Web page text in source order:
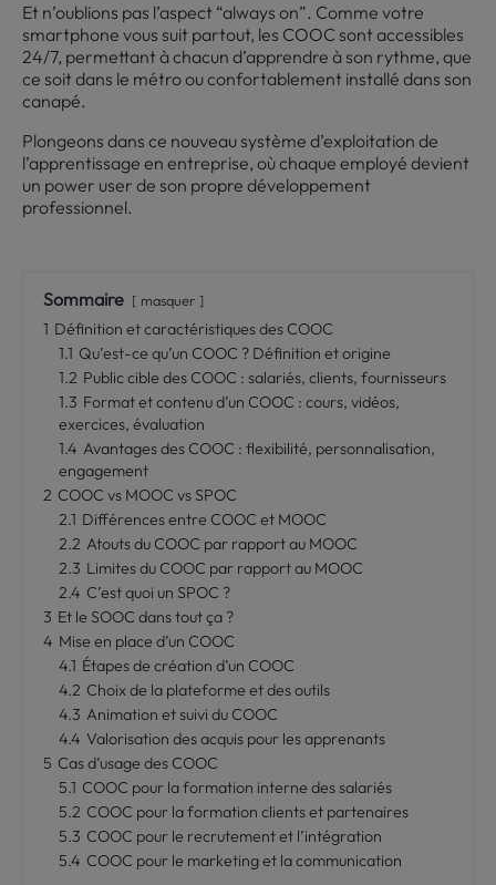
Et n’oublions pas l’aspect “always on”. Comme votre
smartphone vous suit partout, les COOC sont accessibles
24/7, permettant à chacun d’apprendre à son rythme, que
ce soit dans le métro ou confortablement installé dans son
canapé.
Plongeons dans ce nouveau système d’exploitation de
l’apprentissage en entreprise, où chaque employé devient
un power user de son propre développement
professionnel.
Sommaire masquer
1 Définition et caractéristiques des COOC
1.1 Qu’est-ce qu’un COOC ? Définition et origine
1.2 Public cible des COOC : salariés, clients, fournisseurs
1.3 Format et contenu d’un COOC : cours, vidéos,
exercices, évaluation
1.4 Avantages des COOC : flexibilité, personnalisation,
engagement
2 COOC vs MOOC vs SPOC
2.1 Différences entre COOC et MOOC
2.2 Atouts du COOC par rapport au MOOC
2.3 Limites du COOC par rapport au MOOC
2.4 C’est quoi un SPOC ?
3 Et le SOOC dans tout ça ?
4 Mise en place d’un COOC
4.1 Étapes de création d’un COOC
4.2 Choix de la plateforme et des outils
4.3 Animation et suivi du COOC
4.4 Valorisation des acquis pour les apprenants
5 Cas d’usage des COOC
5.1 COOC pour la formation interne des salariés
5.2 COOC pour la formation clients et partenaires
5.3 COOC pour le recrutement et l’intégration
5.4 COOC pour le marketing et la communication